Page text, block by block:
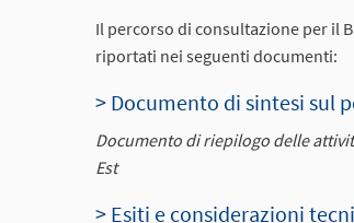
Il percorso di consultazione per il
riportati nei seguenti documenti:
> Documento di sintesi sul
Documento di riepilogo delle
Est
> Esiti e considerazioni